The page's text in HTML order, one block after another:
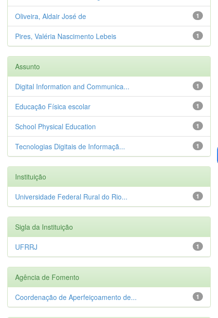
1
Oliveira, Aldair José de
1
Pires, Valéria Nascimento Lebeis
Assunto
1
Digital Information and Communica...
1
Educação Física escolar
1
School Physical Education
1
Tecnologias Digitais de Informaçã...
Instituição
1
Universidade Federal Rural do Rio...
Sigla da Instituição
1
UFRRJ
Agência de Fomento
1
Coordenação de Aperfeiçoamento de...